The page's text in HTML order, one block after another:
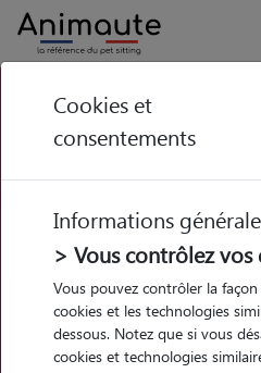
La maladie
chronique de
chat (MICI)
Garde
chez le Pet Sitter
Garde
chez le Pet Sitter
Cookies et
consentements
Informations
> Vous contrôlez vos
Vous pouvez contrôler la
cookies et les technologies
dessous. Notez que si vous
cookies et technologies